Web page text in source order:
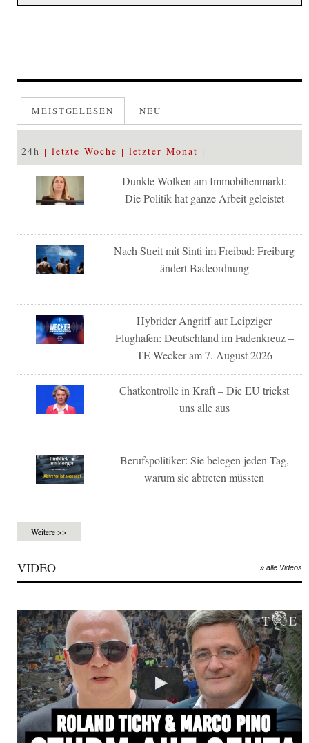
MEISTGELESEN NEU
24h letzte Woche letzter Monat
Dunkle Wolken am Immobilienmarkt:
Die Politik hat ganze Arbeit geleistet
Nach Streit mit Sinti im Freibad: Freiburg
ändert Badeordnung
Hybrider Angriff auf Leipziger
Flughafen: Deutschland im Fadenkreuz –
TE-Wecker am 7. August 2026
Chatkontrolle in Kraft – Die EU trickst
uns alle aus
Berufspolitiker: Sie belegen jeden Tag,
warum sie abtreten müssten
Weitere >>
VIDEO » alle Videos